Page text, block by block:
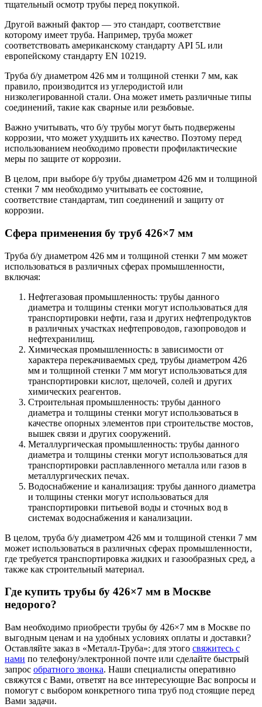
тщательный осмотр трубы перед покупкой.
Другой важный фактор — это стандарт, соответствие
которому имеет труба. Например, труба может
соответствовать американскому стандарту API 5L или
европейскому стандарту EN 10219.
Труба б/у диаметром 426 мм и толщиной стенки 7 мм, как
правило, производится из углеродистой или
низколегированной стали. Она может иметь различные типы
соединений, такие как сварные или резьбовые.
Важно учитывать, что б/у трубы могут быть подвержены
коррозии, что может ухудшить их качество. Поэтому перед
использованием необходимо провести профилактические
меры по защите от коррозии.
В целом, при выборе б/у трубы диаметром 426 мм и толщиной
стенки 7 мм необходимо учитывать ее состояние,
соответствие стандартам, тип соединений и защиту от
коррозии.
Сфера применения бу труб 426×7 мм
Труба б/у диаметром 426 мм и толщиной стенки 7 мм может
использоваться в различных сферах промышленности,
включая:
Нефтегазовая промышленность: трубы данного
диаметра и толщины стенки могут использоваться для
транспортировки нефти, газа и других нефтепродуктов
в различных участках нефтепроводов, газопроводов и
нефтехранилищ.
Химическая промышленность: в зависимости от
характера перекачиваемых сред, трубы диаметром 426
мм и толщиной стенки 7 мм могут использоваться для
транспортировки кислот, щелочей, солей и других
химических реагентов.
Строительная промышленность: трубы данного
диаметра и толщины стенки могут использоваться в
качестве опорных элементов при строительстве мостов,
вышек связи и других сооружений.
Металлургическая промышленность: трубы данного
диаметра и толщины стенки могут использоваться для
транспортировки расплавленного металла или газов в
металлургических печах.
Водоснабжение и канализация: трубы данного диаметра
и толщины стенки могут использоваться для
транспортировки питьевой воды и сточных вод в
системах водоснабжения и канализации.
В целом, труба б/у диаметром 426 мм и толщиной стенки 7 мм
может использоваться в различных сферах промышленности,
где требуется транспортировка жидких и газообразных сред, а
также как строительный материал.
Где купить трубы бу 426×7 мм в Москве
недорого?
Вам необходимо приобрести трубы бу 426×7 мм в Москве по
выгодным ценам и на удобных условиях оплаты и доставки?
Оставляйте заказ в «Металл-Труба»: для этого свяжитесь с
нами по телефону/электронной почте или сделайте быстрый
запрос обратного звонка. Наши специалисты оперативно
свяжутся с Вами, ответят на все интересующие Вас вопросы и
помогут с выбором конкретного типа труб под стоящие перед
Вами задачи.